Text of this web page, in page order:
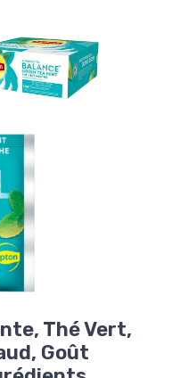
Thé Vert,
Goût